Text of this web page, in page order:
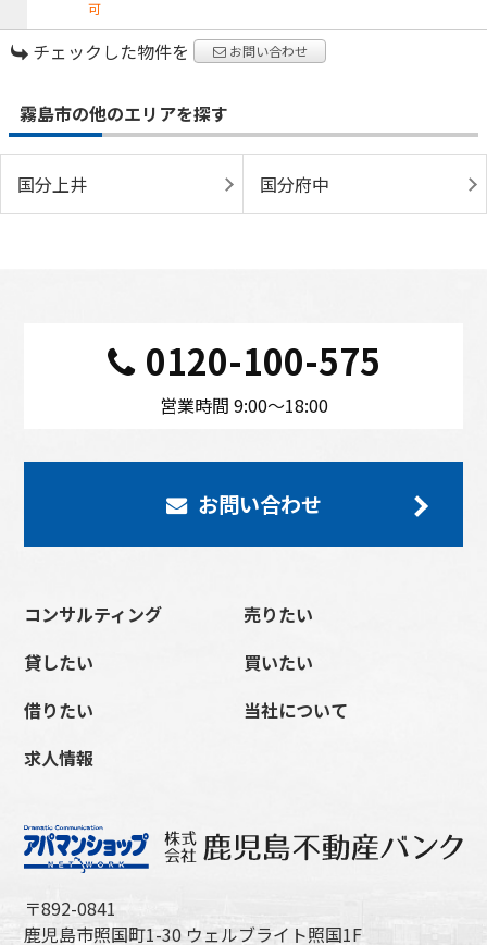
可
チェックした物件を お問い合わせ
霧島市の他のエリアを探す
国分上井 国分府中
0120-100-575
営業時間 9:00〜18:00
お問い合わせ
コンサルティング
売りたい
貸したい
買いたい
借りたい
当社について
求人情報
〒892-0841
鹿児島市照国町1-30 ウェルブライト照国1F